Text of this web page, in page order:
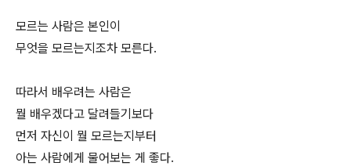
모르는 사람은 본인이
무엇을 모르는지조차 모른다.
따라서 배우려는 사람은
뭘 배우겠다고 달려들기보다
먼저 자신이 뭘 모르는지부터
아는 사람에게 물어보는 게 좋다.